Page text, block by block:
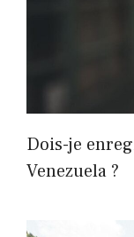
Dois-je
Venezuela ?